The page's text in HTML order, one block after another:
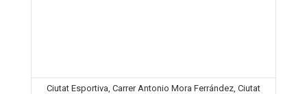
Ciutat Esportiva, Carrer Antonio Mora Ferrández, Ciutat